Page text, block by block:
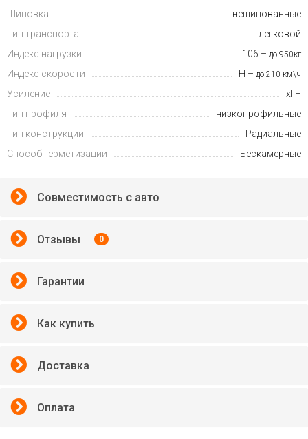
Шиповка
нешипованные
Тип транспорта
легковой
Индекс нагрузки
106 – до 950кг
Индекс скорости H – до 210 км\ч
Усиление
xl –
Тип профиля
низкопрофильные
Тип конструкции
Радиальные
Способ герметизации
Бескамерные
Совместимость с авто
Отзывы 0
Гарантии
Как купить
Доставка
Оплата